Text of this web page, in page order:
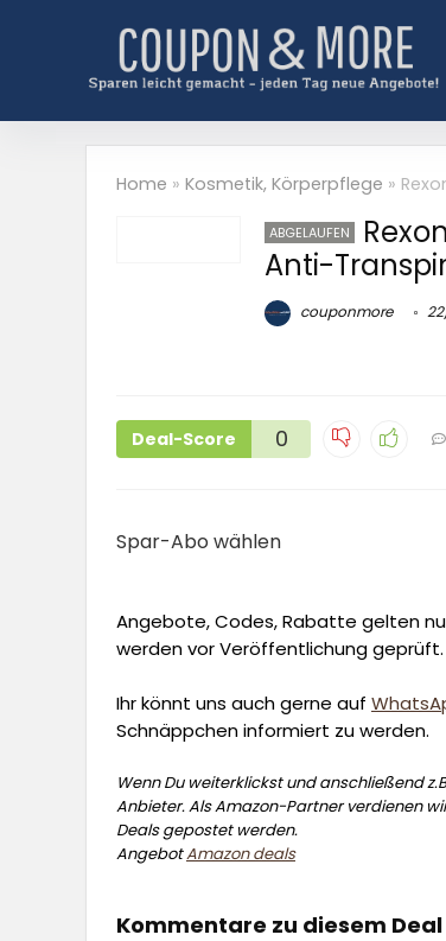
Home » Kosmetik, Körperpflege »
ABGELAUFEN
Anti-
couponmore
Deal-Score 0
Spar-Abo wählen
Angebote, Codes, Rabatte gelten
werden vor Veröffentlichung geprüft.
Ihr könnt uns auch gerne auf
Schnäppchen informiert zu werden.
Wenn Du weiterklickst und anschließend
Anbieter. Als Amazon-Partner verdienen
Deals gepostet werden.
AngebotAmazon deals
Kommentare zu diesem Deal